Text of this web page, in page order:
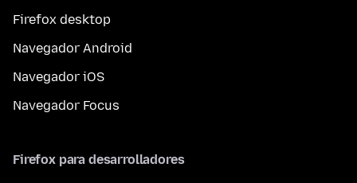
Firefox desktop
Navegador Android
Navegador iOS
Navegador Focus
Firefox para desarrolladores